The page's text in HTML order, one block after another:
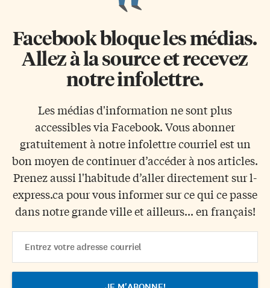
Facebook bloque les médias.
Allez à la source et recevez
notre infolettre.
Les médias d'information ne sont plus
accessibles via Facebook. Vous abonner
gratuitement à notre infolettre courriel est un
bon moyen de continuer d’accéder à nos articles.
Prenez aussi l'habitude d’aller directement sur l-
express.ca pour vous informer sur ce qui ce passe
dans notre grande ville et ailleurs... en français!
Address